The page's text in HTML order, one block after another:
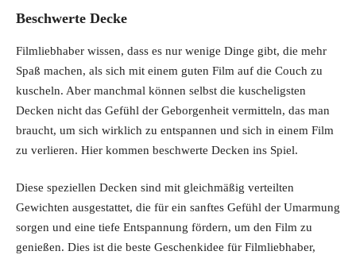
Beschwerte Decke
Filmliebhaber wissen, dass es nur wenige Dinge gibt, die mehr
Spaß machen, als sich mit einem guten Film auf die Couch zu
kuscheln. Aber manchmal können selbst die kuscheligsten
Decken nicht das Gefühl der Geborgenheit vermitteln, das man
braucht, um sich wirklich zu entspannen und sich in einem Film
zu verlieren. Hier kommen beschwerte Decken ins Spiel.
Diese speziellen Decken sind mit gleichmäßig verteilten
Gewichten ausgestattet, die für ein sanftes Gefühl der Umarmung
sorgen und eine tiefe Entspannung fördern, um den Film zu
genießen. Dies ist die beste Geschenkidee für Filmliebhaber,